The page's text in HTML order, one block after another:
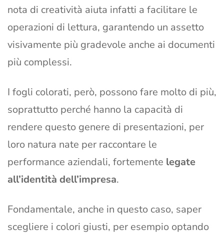
nota di creatività aiuta infatti a facilitare le
operazioni di lettura, garantendo un assetto
visivamente più gradevole anche ai documenti
più complessi.
I fogli colorati, però, possono fare molto di più,
soprattutto perché hanno la capacità di
rendere questo genere di presentazioni, per
loro natura nate per raccontare le
performance aziendali, fortemente legate
all’identità dell’impresa.
Fondamentale, anche in questo caso, saper
scegliere i colori giusti, per esempio optando